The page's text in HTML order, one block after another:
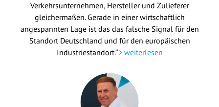
Verkehrsunternehmen, Hersteller und Zulieferer
gleichermaßen. Gerade in einer wirtschaftlich
angespannten Lage ist das das falsche Signal für den
Standort Deutschland und für den europäischen
Industriestandort.“ weiterlesen